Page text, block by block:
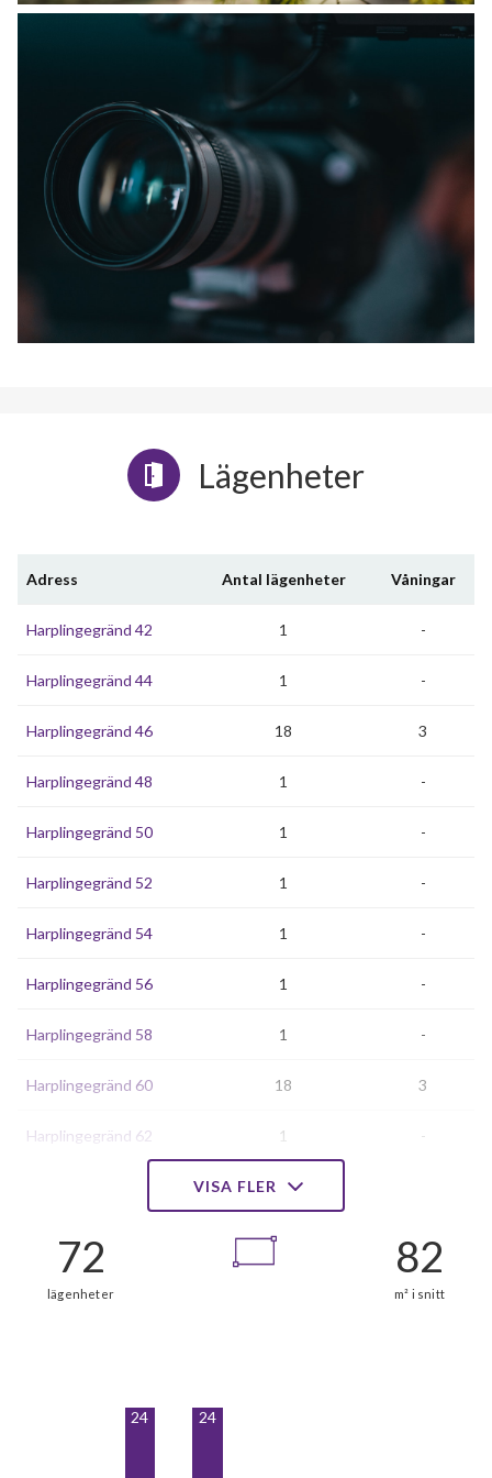
Lägenheter
Adress Antal lägenheter Våningar
Harplingegränd 42 1 -
Harplingegränd 44 1 -
Harplingegränd 46 18 3
Harplingegränd 48 1 -
Harplingegränd 50 1 -
Harplingegränd 52 1 -
Harplingegränd 54 1 -
Harplingegränd 56 1 -
Harplingegränd 58 1 -
Harplingegränd 60 18 3
Harplingegränd 62 1 -
Harplingegränd 68
VISA FLER
24 24